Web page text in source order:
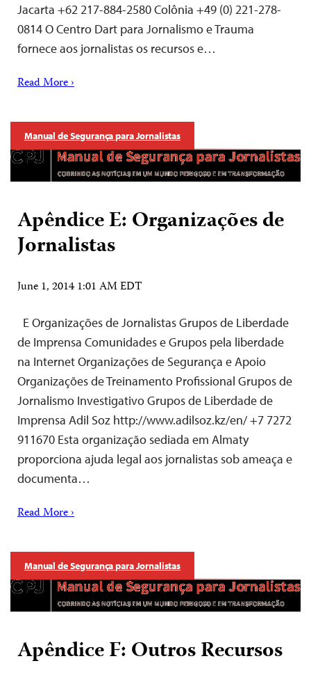
Jacarta +62 217-884-2580 Colônia +49 (0) 221-278-
0814 O Centro Dart para Jornalismo e Trauma
fornece aos jornalistas os recursos e…
Read More ›
Manual de Segurança para Jornalistas
Apêndice E: Organizações de
Jornalistas
June 1, 2014 1:01 AM EDT
E Organizações de Jornalistas Grupos de Liberdade
de Imprensa Comunidades e Grupos pela liberdade
na Internet Organizações de Segurança e Apoio
Organizações de Treinamento Profissional Grupos de
Jornalismo Investigativo Grupos de Liberdade de
Imprensa Adil Soz http://www.adilsoz.kz/en/ +7 7272
911670 Esta organização sediada em Almaty
proporciona ajuda legal aos jornalistas sob ameaça e
documenta…
Read More ›
Manual de Segurança para Jornalistas
Apêndice F: Outros Recursos